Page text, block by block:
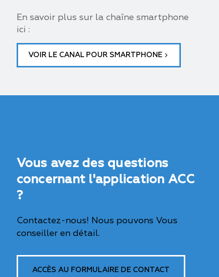
En savoir plus sur la chaîne smartphone
ici :
VOIR LE CANAL POUR SMARTPHONE
Vous avez des questions
concernant l'application ACC
?
Contactez-nous! Nous pouvons Vous
conseiller en détail.
ACCÈS AU FORMULAIRE DE CONTACT